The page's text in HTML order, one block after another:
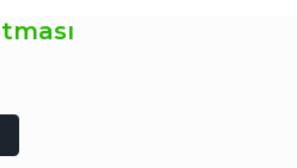
fiyat: